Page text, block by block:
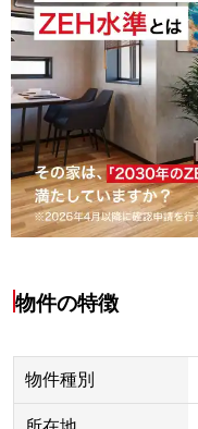
物件の特徴
物件種別